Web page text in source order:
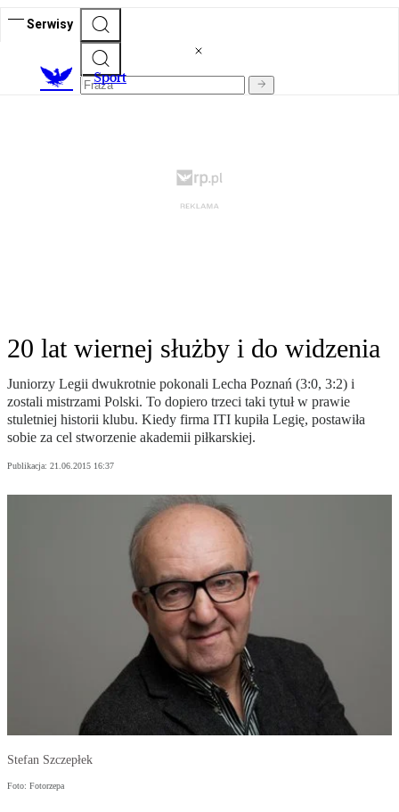
Serwisy
Sport
20 lat wiernej służby i do widzenia
Juniorzy Legii dwukrotnie pokonali Lecha Poznań (3:0, 3:2) i
zostali mistrzami Polski. To dopiero trzeci taki tytuł w prawie
stuletniej historii klubu. Kiedy firma ITI kupiła Legię, postawiła
sobie za cel stworzenie akademii piłkarskiej.
Publikacja: 21.06.2015 16:37
Stefan Szczepłek
Foto: Fotorzepa